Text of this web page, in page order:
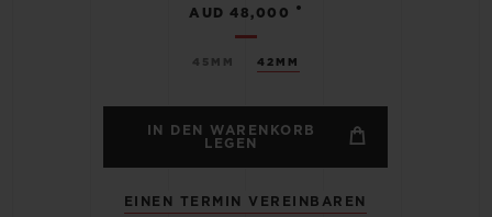
45MM 42MM
AUD 48,000 •
IN DEN WARENKORB
LEGEN
EINEN TERMIN VEREINBAREN